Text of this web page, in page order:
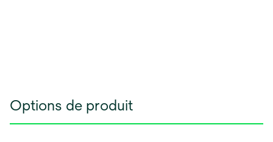
Options de produit